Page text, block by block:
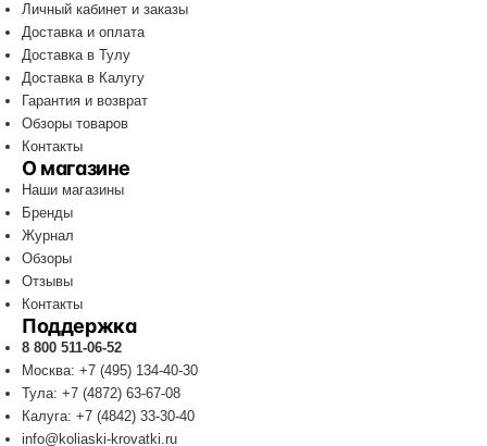
Личный кабинет и заказы
Доставка и оплата
Доставка в Тулу
Доставка в Калугу
Гарантия и возврат
Обзоры товаров
Контакты
О магазине
Наши магазины
Бренды
Журнал
Обзоры
Отзывы
Контакты
Поддержка
8 800 511-06-52
Москва: +7 (495) 134-40-30
Тула: +7 (4872) 63-67-08
Калуга: +7 (4842) 33-30-40
info@koliaski-krovatki.ru